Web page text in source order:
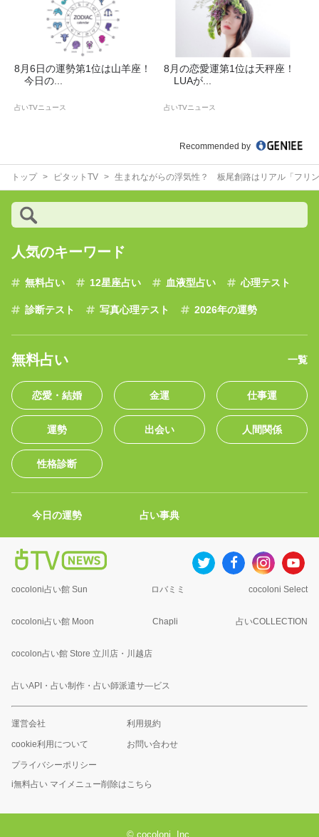
8月6日の運勢第1位は山羊座！
今日の...
占いTVニュース
8月の恋愛運第1位は天秤座！
LUAが...
占いTVニュース
Recommended by
トップ ピタットTV 生まれながらの浮気性？ 板尾創路はリアル「フリ
人気のキーワード
無料占い 12星座占い 血液型占い 心理テスト
診断テスト 写真心理テスト 2026年の運勢
無料占い 一覧
恋愛・結婚 金運 仕事運
運勢 出会い 人間関係
性格診断
今日の運勢 占い事典
cocoloni占い館 Sun ロバミミ cocoloni Select
cocoloni占い館 Moon Chapli 占いCOLLECTION
cocolon占い館 Store 立川店・川越店
占いAPI・占い制作・占い師派遣サ―ビス
運営会社 利用規約
cookie利用について お問い合わせ
プライバシーポリシー
i無料占い マイメニュー削除はこちら
© cocoloni, Inc.